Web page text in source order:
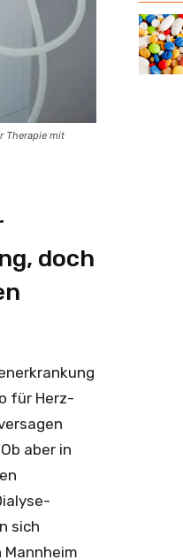
Therapie mit
doch
für Herz-
aber in
sich